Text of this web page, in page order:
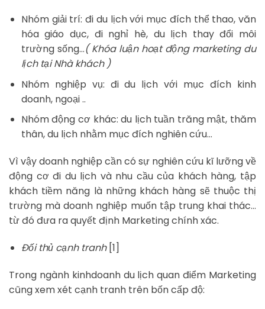
Nhóm giải trí: đi du lịch với mục đích thể thao, văn
hóa giáo dục, đi nghỉ hè, du lịch thay đổi môi
trường sống…( Khóa luận hoạt động marketing du
lịch tại Nhà khách )
Nhóm nghiệp vụ: đi du lịch với mục đích kinh
doanh, ngoại ..
Nhóm động cơ khác: du lịch tuần trăng mật, thăm
thân, du lịch nhằm mục đích nghiên cứu…
Vì vậy doanh nghiệp cần có sự nghiên cứu kĩ lưỡng về
động cơ đi du lịch và nhu cầu của khách hàng, tập
khách tiềm năng là những khách hàng sẽ thuộc thị
trường mà doanh nghiệp muốn tập trung khai thác…
từ đó đưa ra quyết định Marketing chính xác.
Đối thủ cạnh tranh [1]
Trong ngành kinhdoanh du lịch quan điểm Marketing
cũng xem xét cạnh tranh trên bốn cấp độ: